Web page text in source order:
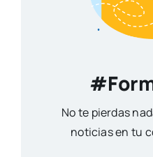
No te pierdas
noticias en tu